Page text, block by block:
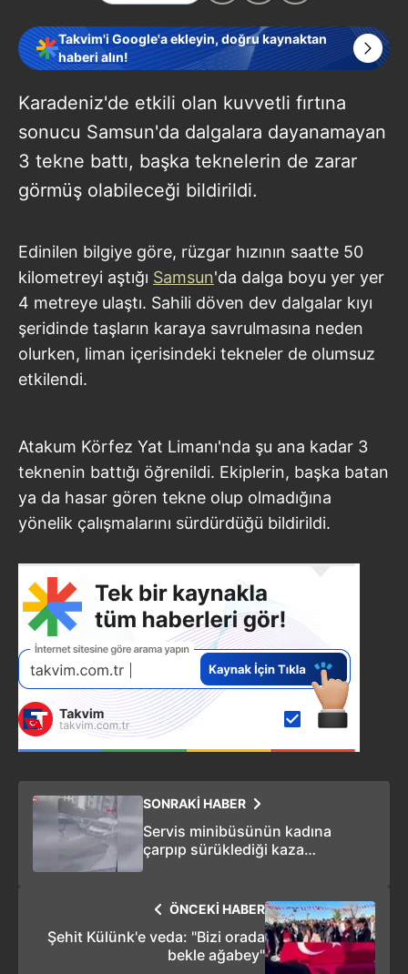
Takvim'i Google'a ekleyin, doğru kaynaktan
haberi alın!
Karadeniz'de etkili olan kuvvetli fırtına
sonucu Samsun'da dalgalara dayanamayan
3 tekne battı, başka teknelerin de zarar
görmüş olabileceği bildirildi.
Edinilen bilgiye göre, rüzgar hızının saatte 50
kilometreyi aştığı Samsun'da dalga boyu yer yer
4 metreye ulaştı. Sahili döven dev dalgalar kıyı
şeridinde taşların karaya savrulmasına neden
olurken, liman içerisindeki tekneler de olumsuz
etkilendi.
Atakum Körfez Yat Limanı'nda şu ana kadar 3
teknenin battığı öğrenildi. Ekiplerin, başka batan
ya da hasar gören tekne olup olmadığına
yönelik çalışmalarını sürdürdüğü bildirildi.
SONRAKİ HABER
Servis minibüsünün kadına
çarpıp sürüklediği kaza
ÖNCEKİ HABER
Şehit Külünk'e veda: "Bizi orada
bekle ağabey"